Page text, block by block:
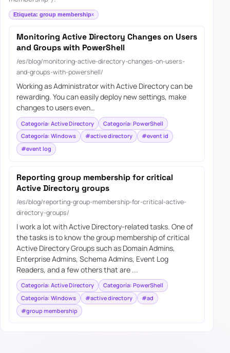
Etiqueta: group membership
Monitoring Active Directory Changes on Users
and Groups with PowerShell
/es/blog/monitoring-active-directory-changes-on-users-
and-groups-with-powershell/
Working as Administrator with Active Directory can be
rewarding. You can easily deploy new settings, make
changes to users even…
Categoría: Active Directory
Categoría: PowerShell
Categoría: Windows
#active directory
#event id
#event log
Reporting group membership for critical
Active Directory groups
/es/blog/reporting-group-membership-for-critical-active-
directory-groups/
I work a lot with Active Directory-related tasks. One of
the tasks is to know the group membership of critical
Active Directory Groups such as Domain Admins,
Enterprise Admins, Schema Admins, Event Log
Readers, and a few others that are ...
Categoría: Active Directory
Categoría: PowerShell
Categoría: Windows
#active directory
#ad
#group membership